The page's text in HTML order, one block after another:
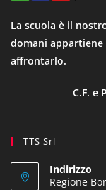
La scuola è il
domani appartiene
affrontarlo.
C.F. e P.IVA:
TTS Srl
Indirizzo
Regione